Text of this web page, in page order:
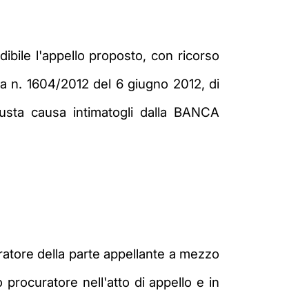
l'appello proposto, con ricorso
n. 1604/2012 del 6 giugno 2012, di
causa intimatogli dalla BANCA
della parte appellante a mezzo
procuratore nell'atto di appello e in